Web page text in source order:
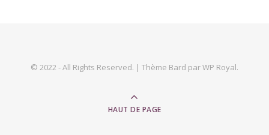
© 2022 - All Rights Reserved. | Thème Bard parWP Royal.
HAUT DE PAGE